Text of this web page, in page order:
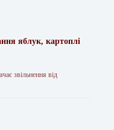
яблук, картоплі
звільнення від